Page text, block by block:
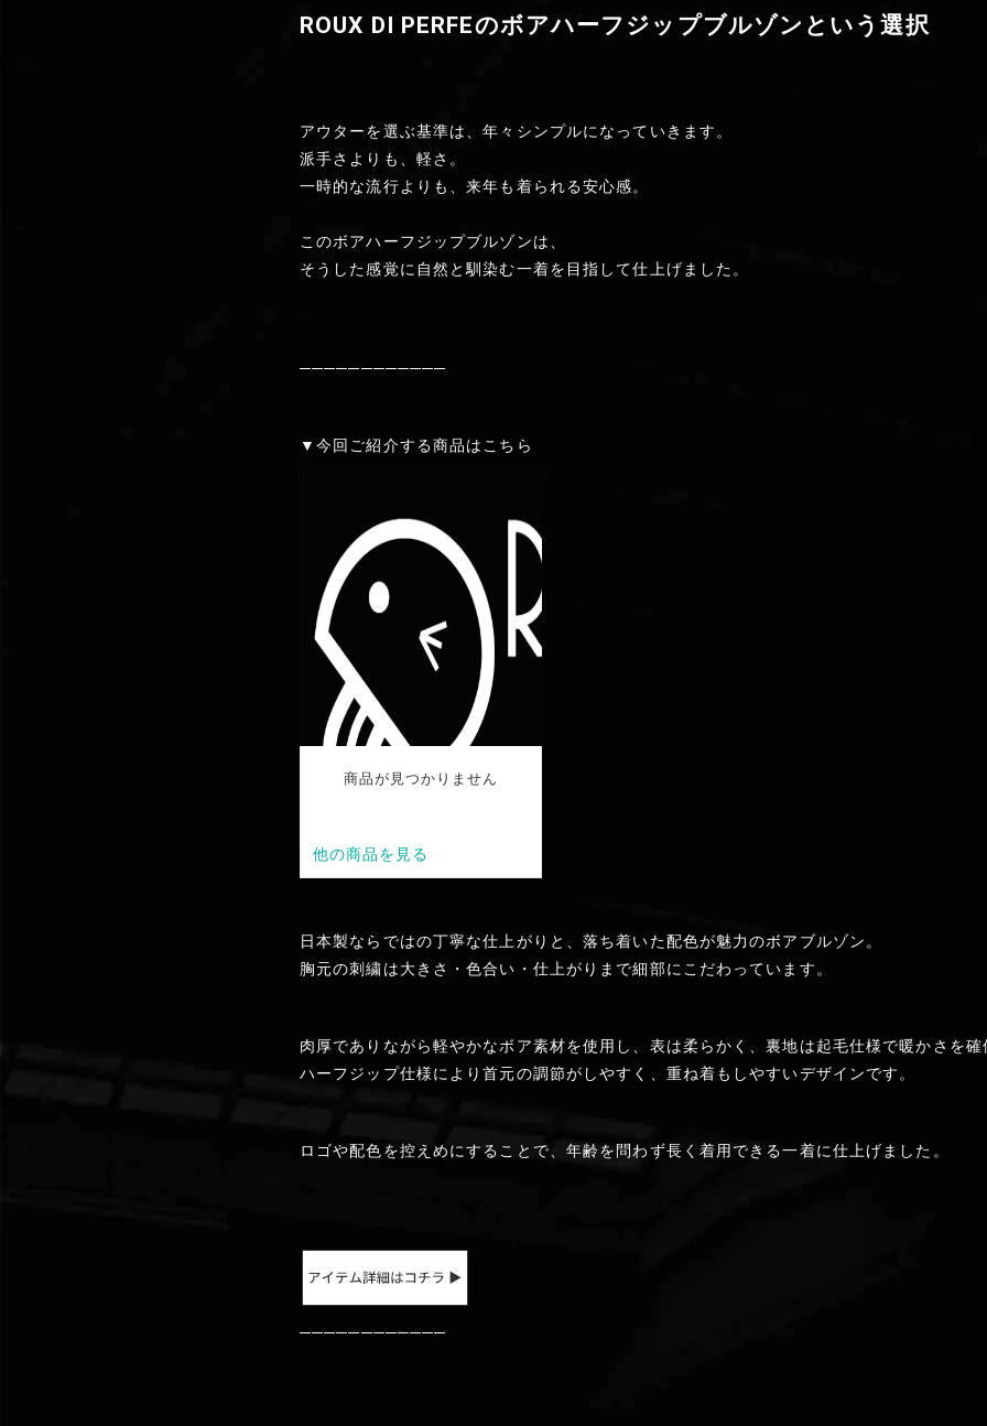
ROUX DI PERFEのボアハーフジップブルゾンという選択
アウターを選ぶ基準は、年々シンプルになっていきます。
派手さよりも、軽さ。
一時的な流行よりも、来年も着られる安心感。
このボアハーフジップブルゾンは、
そうした感覚に自然と馴染む一着を目指して仕上げました。
────────────
▼今回ご紹介する商品はこちら
日本製ならではの丁寧な仕上がりと、落ち着いた配色が魅力のボアブルゾン。
胸元の刺繍は大きさ・色合い・仕上がりまで細部にこだわっています。
肉厚でありながら軽やかなボア素材を使用し、表は柔らかく、裏地は起毛仕様で暖かさを確
ハーフジップ仕様により首元の調節がしやすく、重ね着もしやすいデザインです。
ロゴや配色を控えめにすることで、年齢を問わず長く着用できる一着に仕上げました。
────────────